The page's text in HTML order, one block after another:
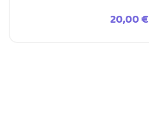
Prezzo
20,00 €